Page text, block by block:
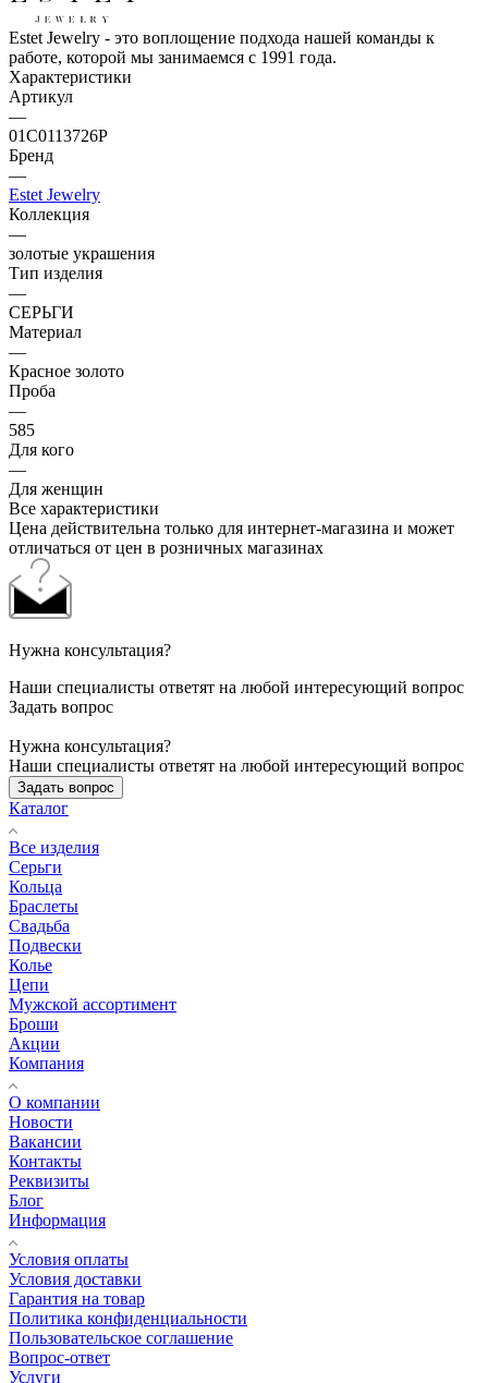
Estet Jewelry - это воплощение подхода нашей команды к
работе, которой мы занимаемся с 1991 года.
Характеристики
Артикул
—
01С0113726Р
Бренд
—
Estet Jewelry
Коллекция
—
золотые украшения
Тип изделия
—
СЕРЬГИ
Материал
—
Красное золото
Проба
—
585
Для кого
—
Для женщин
Все характеристики
Цена действительна только для интернет-магазина и может
отличаться от цен в розничных магазинах
Нужна консультация?
Наши специалисты ответят на любой интересующий вопрос
Задать вопрос
Нужна консультация?
Наши специалисты ответят на любой интересующий вопрос
Задать вопрос
Каталог
Все изделия
Серьги
Кольца
Браслеты
Свадьба
Подвески
Колье
Цепи
Мужской ассортимент
Броши
Акции
Компания
О компании
Новости
Вакансии
Контакты
Реквизиты
Блог
Информация
Условия оплаты
Условия доставки
Гарантия на товар
Политика конфиденциальности
Пользовательское соглашение
Вопрос-ответ
Услуги